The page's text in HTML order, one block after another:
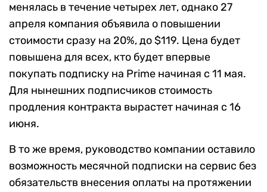
менялась в течение четырех лет, однако 27
апреля компания объявила о повышении
стоимости сразу на 20%, до $119. Цена будет
повышена для всех, кто будет впервые
покупать подписку на Prime начиная с 11 мая.
Для нынешних подписчиков стоимость
продления контракта вырастет начиная с 16
июня.
В то же время, руководство компании оставило
возможность месячной подписки на сервис без
обязательств внесения оплаты на протяжении